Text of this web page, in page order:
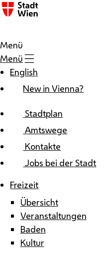
Zum Inhalt
Menü
Menü
English
New in Vienna?
Stadtplan
Amtswege
Kontakte
Jobs bei der Stadt
Freizeit
Übersicht
Veranstaltungen
Baden
Kultur